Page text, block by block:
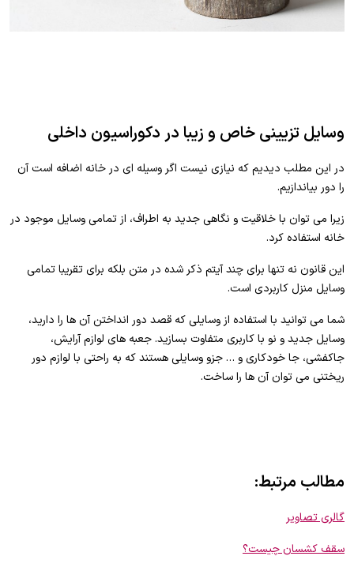
وسایل تزیینی خاص و زیبا در دکوراسیون داخلی
در این مطلب دیدیم که نیازی نیست اگر وسیله ای در خانه اضافه است آن
را دور بیاندازیم.
زیرا می توان با خلاقیت و نگاهی جدید به اطراف، از تمامی وسایل موجود در
خانه استفاده کرد.
این قانون نه تنها برای چند آیتم ذکر شده در متن بلکه برای تقریبا تمامی
وسایل منزل کاربردی است.
شما می توانید با استفاده از وسایلی که قصد دور انداختن آن ها را دارید،
وسایل جدید و نو با کاربری متفاوت بسازید. جعبه های لوازم آرایش،
جاکفشی، جا خودکاری و … جزو وسایلی هستند که به راحتی با لوازم دور
ریختنی می توان آن ها را ساخت.
مطالب مرتبط:
گالری تصاویر
سقف کشسان چیست؟